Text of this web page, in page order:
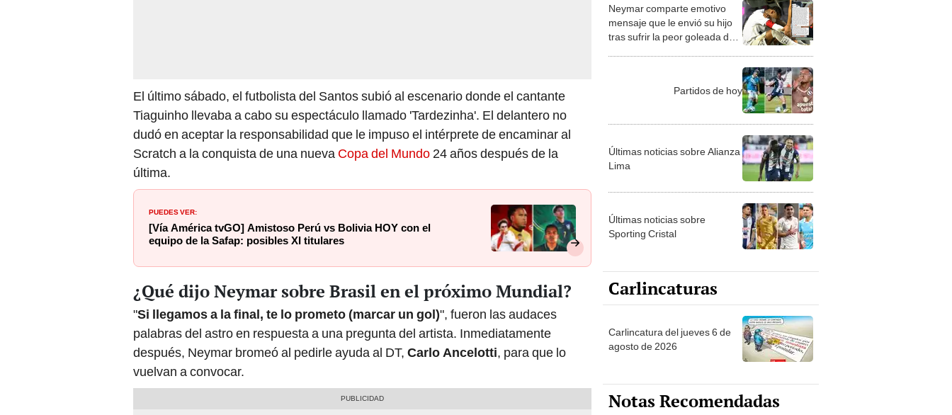
El último sábado, el futbolista del Santos subió al escenario donde el cantante
Tiaguinho llevaba a cabo su espectáculo llamado 'Tardezinha'. El delantero no
dudó en aceptar la responsabilidad que le impuso el intérprete de encaminar al
Scratch a la conquista de una nueva Copa del Mundo 24 años después de la
última.
PUEDES VER:
[Vía América tvGO] Amistoso Perú vs Bolivia HOY con el
equipo de la Safap: posibles XI titulares
¿Qué dijo Neymar sobre Brasil en el próximo Mundial?
"Si llegamos a la final, te lo prometo (marcar un gol)", fueron las audaces
palabras del astro en respuesta a una pregunta del artista. Inmediatamente
después, Neymar bromeó al pedirle ayuda al DT, Carlo Ancelotti, para que lo
vuelvan a convocar.
Neymar comparte emotivo
mensaje que le envió su hijo
tras sufrir la peor goleada de
Partidos de hoy
Últimas noticias sobre Alianza
Lima
Últimas noticias sobre
Sporting Cristal
Carlincaturas
Carlincatura del jueves 6 de
agosto de 2026
Notas Recomendadas